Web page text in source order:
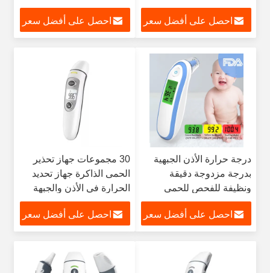
والعقاقير
احصل على أفضل سعر
احصل على أفضل سعر
درجة حرارة الأذن الجبهية
بدرجة مزدوجة دقيقة
ونظيفة للفحص للحمى
احصل على أفضل سعر
30 مجموعات جهاز تحذير
الحمى الذاكرة جهاز تحديد
الحرارة في الأذن والجبهة
احصل على أفضل سعر